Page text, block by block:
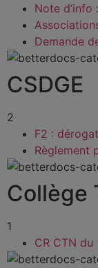
Note
Demande
CSDGE
2
F2 :
Règlement
Collège
1
CR CTN du